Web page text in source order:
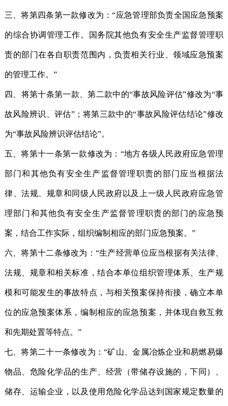
三、将第四条第一款修改为：“应急管理部负责全国应急预案
的综合协调管理工作。国务院其他负有安全生产监督管理职
责的部门在各自职责范围内，负责相关行业、领域应急预案
的管理工作。”
四、将第十条第一款、第二款中的“事故风险评估”修改为“事
故风险辨识、评估”；将第三款中的“事故风险评估结论”修改
为“事故风险辨识评估结论”。
五、将第十一条第一款修改为：“地方各级人民政府应急管理
部门和其他负有安全生产监督管理职责的部门应当根据法
律、法规、规章和同级人民政府以及上一级人民政府应急管
理部门和其他负有安全生产监督管理职责的部门的应急预
案，结合工作实际，组织编制相应的部门应急预案。”
六、将第十二条修改为：“生产经营单位应当根据有关法律、
法规、规章和相关标准，结合本单位组织管理体系、生产规
模和可能发生的事故特点，与相关预案保持衔接，确立本单
位的应急预案体系，编制相应的应急预案，并体现自救互救
和先期处置等特点。”
七、将第二十一条修改为：“矿山、金属冶炼企业和易燃易爆
物品、危险化学品的生产、经营（带储存设施的，下同）、
储存、运输企业，以及使用危险化学品达到国家规定数量的